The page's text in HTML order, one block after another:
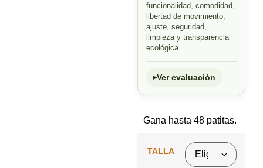
funcionalidad, comodidad,
libertad de movimiento,
ajuste, seguridad,
limpieza y transparencia
ecológica.
Ver evaluación
Gana hasta 48 patitas.
TALLA